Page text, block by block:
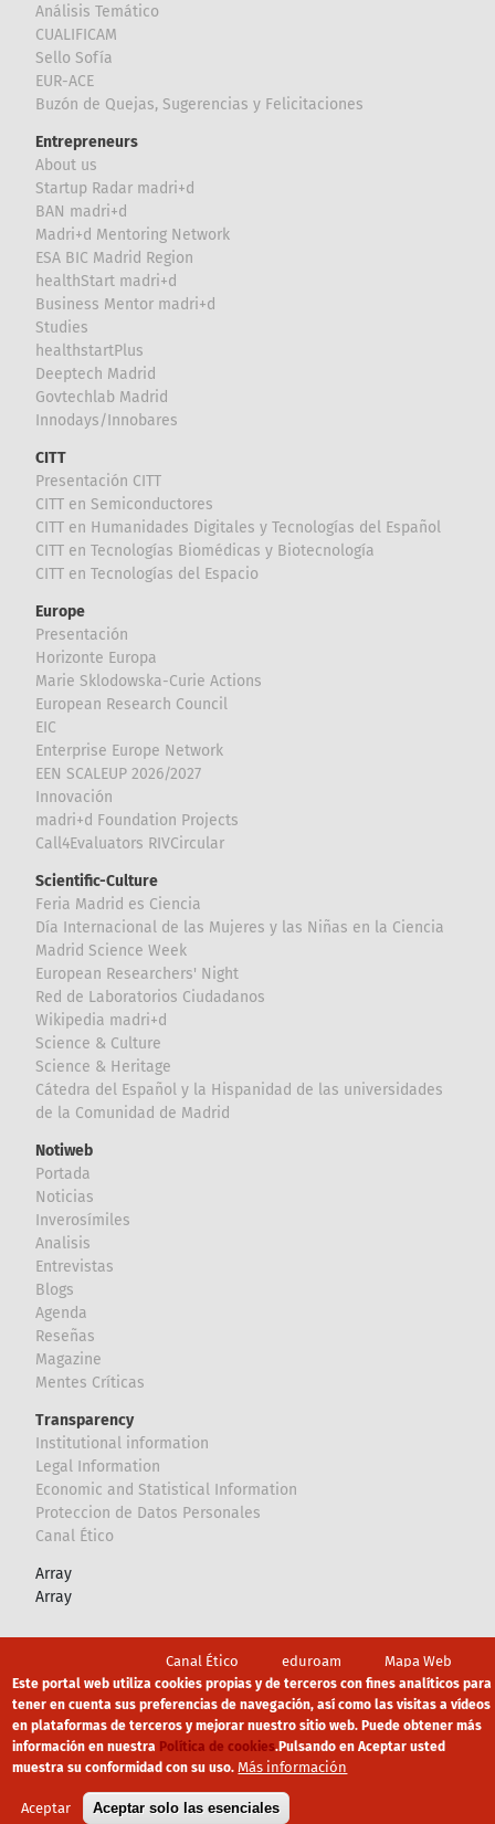
Análisis Temático
CUALIFICAM
Sello Sofía
EUR-ACE
Buzón de Quejas, Sugerencias y Felicitaciones
Entrepreneurs
About us
Startup Radar madri+d
BAN madri+d
Madri+d Mentoring Network
ESA BIC Madrid Region
healthStart madri+d
Business Mentor madri+d
Studies
healthstartPlus
Deeptech Madrid
Govtechlab Madrid
Innodays/Innobares
CITT
Presentación CITT
CITT en Semiconductores
CITT en Humanidades Digitales y Tecnologías del Español
CITT en Tecnologías Biomédicas y Biotecnología
CITT en Tecnologías del Espacio
Europe
Presentación
Horizonte Europa
Marie Sklodowska-Curie Actions
European Research Council
EIC
Enterprise Europe Network
EEN SCALEUP 2026/2027
Innovación
madri+d Foundation Projects
Call4Evaluators RIVCircular
Scientific-Culture
Feria Madrid es Ciencia
Día Internacional de las Mujeres y las Niñas en la Ciencia
Madrid Science Week
European Researchers' Night
Red de Laboratorios Ciudadanos
Wikipedia madri+d
Science & Culture
Science & Heritage
Cátedra del Español y la Hispanidad de las universidades
de la Comunidad de Madrid
Notiweb
Portada
Noticias
Inverosímiles
Analisis
Entrevistas
Blogs
Agenda
Reseñas
Magazine
Mentes Críticas
Transparency
Institutional information
Legal Information
Economic and Statistical Information
Proteccion de Datos Personales
Canal Ético
Array
Array
Canal Ético eduroam Mapa Web
Política privacidad Política de cookies Aviso legal
Este portal web utiliza cookies propias y de terceros con fines analíticos para
tener en cuenta sus preferencias de navegación, así como las visitas a vídeos
en plataformas de terceros y mejorar nuestro sitio web. Puede obtener más
información en nuestra Política de cookies.Pulsando en Aceptar usted
muestra su conformidad con su uso. Más información
Aceptar Aceptar solo las esenciales